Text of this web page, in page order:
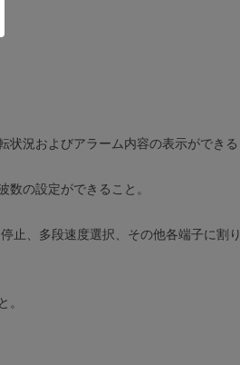
状況およびアラーム内容の表示ができる
の設定ができること。
止、多段速度選択、その他各端子に割り
。